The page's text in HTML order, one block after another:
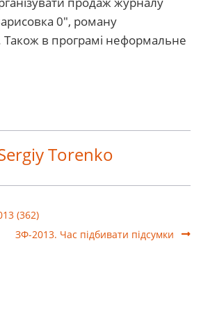
0", роману
в програмі неформальне
Torenko
(362)
ЗФ-2013. Час підбивати підсумки